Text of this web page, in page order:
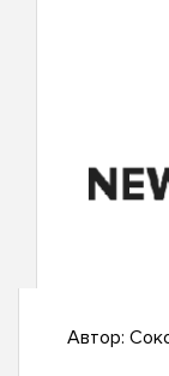
Автор: